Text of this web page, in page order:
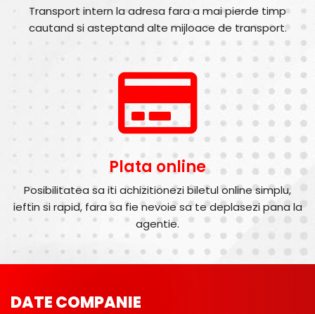
Transport intern la adresa fara a mai pierde timp
cautand si asteptand alte mijloace de transport.
Plata online
Posibilitatea sa iti achizitionezi biletul online simplu,
ieftin si rapid, fara sa fie nevoie sa te deplasezi pana la
agentie.
DATE COMPANIE